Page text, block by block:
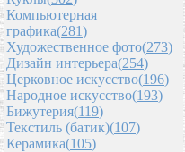
Компьютерная
графика(281)
Художественное фото(273)
Дизайн интерьера(254)
Церковное искусство(196)
Народное искусство(193)
Бижутерия(119)
Текстиль (батик)(107)
Керамика(105)